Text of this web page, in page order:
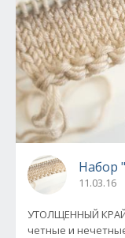
Набор
11.03.16
УТОЛЩЕННЫЙ КРАЙ Еще один наборный край, в
четные и